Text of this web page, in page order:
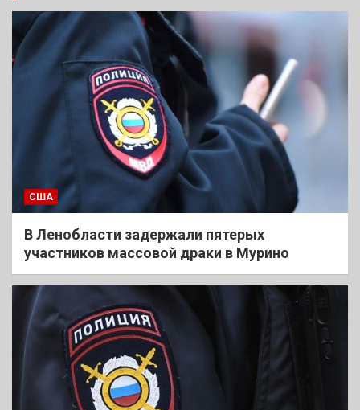
США
В Ленобласти задержали пятерых
участников массовой драки в Мурино